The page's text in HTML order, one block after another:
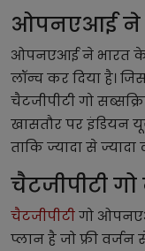
ओपनएआई ने
ओपनएआई ने भारत
लॉन्च कर दिया है।
चैटजीपीटी गो
खासतौर पर इंडियन
ताकि ज्यादा से
चैटजीपीटी
चैटजीपीटीगो
प्लान है जो फ्री